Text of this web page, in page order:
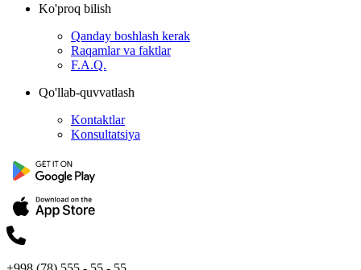
Ko'proq bilish
Qanday boshlash kerak
Raqamlar va faktlar
F.A.Q.
Qo'llab-quvvatlash
Kontaktlar
Konsultatsiya